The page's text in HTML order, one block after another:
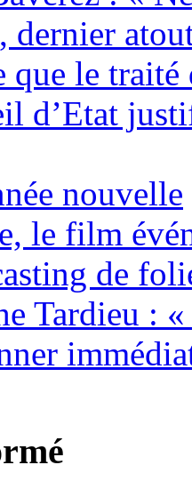
dernier
que le traité
d’Etat
nouvelle
le film
de
Tardieu : «